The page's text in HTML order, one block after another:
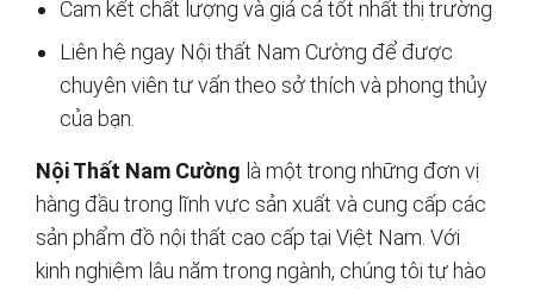
Cam kết chất lượng và giá cả tốt nhất thị trường
Liên hệ ngay Nội thất Nam Cường để được
chuyên viên tư vấn theo sở thích và phong thủy
của bạn.
Nội Thất Nam Cường là một trong những đơn vị
hàng đầu trong lĩnh vực sản xuất và cung cấp các
sản phẩm đồ nội thất cao cấp tại Việt Nam. Với
kinh nghiệm lâu năm trong ngành, chúng tôi tự hào